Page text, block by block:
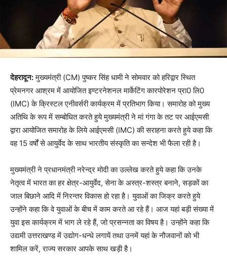
देहरादून:मुख्यमंत्री (CM) पुष्कर सिंह धामी ने सोमवार को हरिद्वार स्थित
प्रेमनगर आश्रम में आयोजित इण्टरनेशनल मार्केटिंग कारपोरेशन प्रा0 लि0
(IMC) के क्रिस्टल एनीवर्सरी कार्यक्रम में प्रतिभाग किया। समारोह को मुख्य
अतिथि के रूप में सम्बोधित करते हुये मुख्यमंत्री ने मां गंगा के तट पर आईएमसी
द्वारा आयोजित समारोह के लिये आईएमसी (IMC) की सराहना करते हुये कहा कि
वह 15 वर्षों से आयुर्वेद के साथ भारतीय संस्कृति का सन्देश भी फैला रही है।
मुख्यमंत्री ने प्रधानमंत्री नरेन्द्र मोदी का उल्लेख करते हुये कहा कि उनके
नेतृत्व में भारत का हर क्षेत्र-आयुर्वेद, सेना के अस्त्र-शस्त्र बनाने, सड़कों का
जाल बिछाने आदि में निरन्तर विकास हो रहा है। युवाओं का जिक्र करते हुये
उन्होंने कहा कि वे युवाओं के बीच में काम करते आ रहे हैं। आज यहां बड़ी संख्या में
युवा इस कार्यक्रम में भाग ले रहे हैं, जो प्रसन्नता का विषय है। उन्होंने कहा कि
उद्यमी उत्तराखण्ड में उद्योग-धन्धे लगायें तथा उनमें यहां के नौजवानों को भी
शामिल करें, राज्य सरकार आपके साथ खड़ी है।